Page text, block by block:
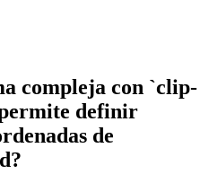
compleja con `clip-
definir
de